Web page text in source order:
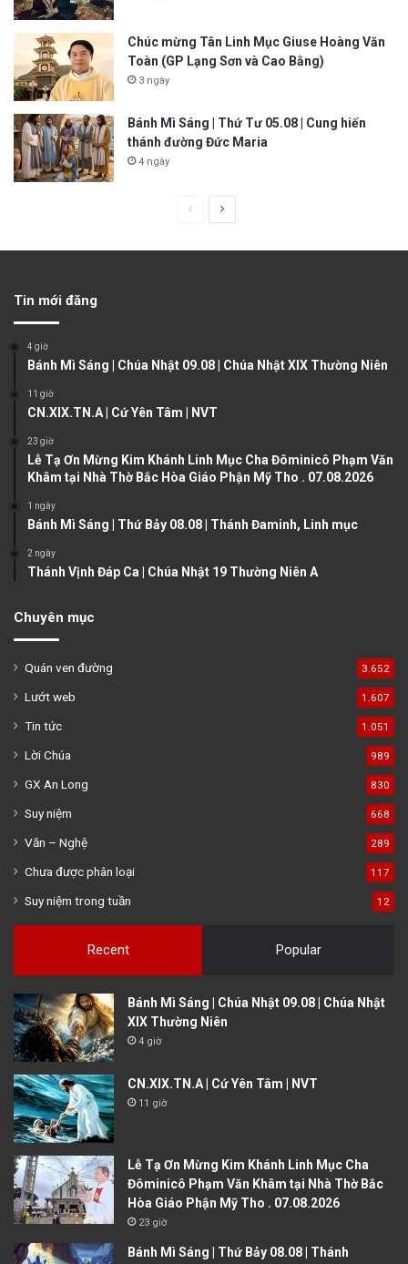
Chúc mừng Tân Linh Mục Giuse Hoàng Văn
Toàn (GP Lạng Sơn và Cao Bằng)
3 ngày
Bánh Mì Sáng | Thứ Tư 05.08 | Cung hiến
thánh đường Đức Maria
4 ngày
u
p
g
g
Tin mới đăng
4 giờ
Bánh Mì Sáng | Chúa Nhật 09.08 | Chúa Nhật XIX Thường Niên
11 giờ
CN.XIX.TN.A | Cứ Yên Tâm | NVT
23 giờ
Lễ Tạ Ơn Mừng Kim Khánh Linh Mục Cha Đôminicô Phạm Văn
Khâm tại Nhà Thờ Bắc Hòa Giáo Phận Mỹ Tho . 07.08.2026
1 ngày
Bánh Mì Sáng | Thứ Bảy 08.08 | Thánh Đaminh, Linh mục
2 ngày
Thánh Vịnh Đáp Ca | Chúa Nhật 19 Thường Niên A
Chuyên mục
Quán ven đường 3.652
Lướt web 1.607
Tin tức 1.051
Lời Chúa 989
GX An Long 830
Suy niệm 668
Văn – Nghệ 289
Chưa được phân loại 117
Suy niệm trong tuần 12
Recent Popular
Bánh Mì Sáng | Chúa Nhật 09.08 | Chúa Nhật
XIX Thường Niên
4 giờ
CN.XIX.TN.A | Cứ Yên Tâm | NVT
11 giờ
Lễ Tạ Ơn Mừng Kim Khánh Linh Mục Cha
Đôminicô Phạm Văn Khâm tại Nhà Thờ Bắc
Hòa Giáo Phận Mỹ Tho . 07.08.2026
23 giờ
Bánh Mì Sáng | Thứ Bảy 08.08 | Thánh